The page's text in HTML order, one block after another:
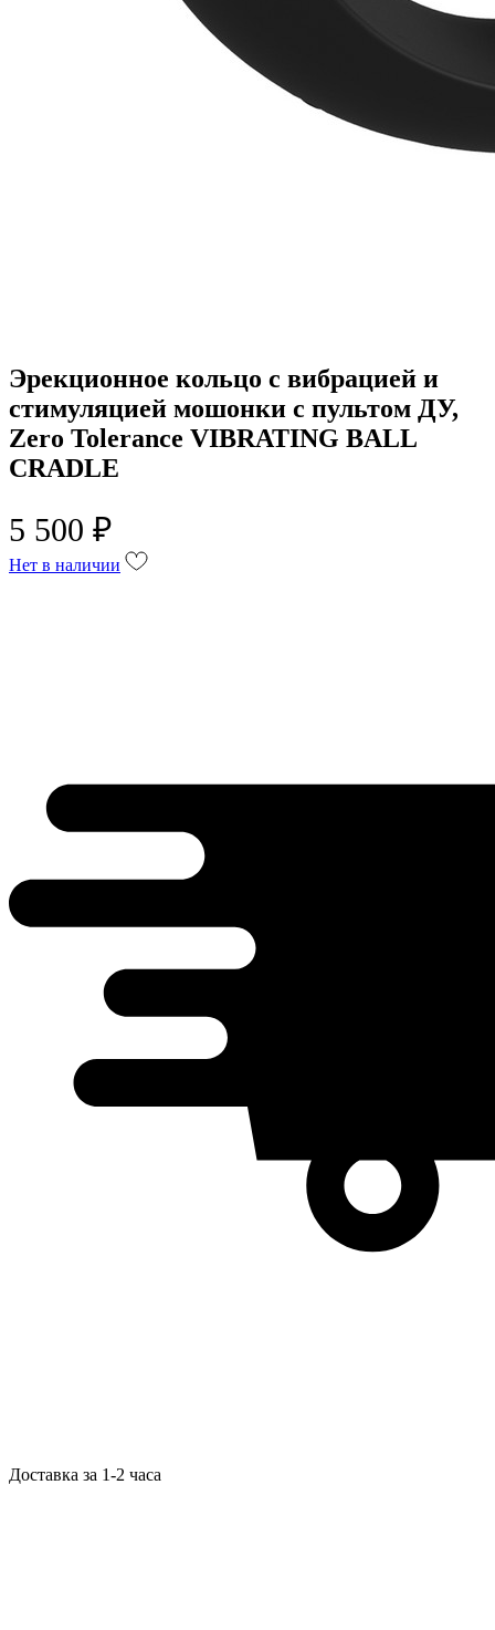
Эрекционное кольцо с вибрацией и
стимуляцией мошонки с пультом ДУ,
Zero Tolerance VIBRATING BALL
CRADLE
5 500 ₽
Нет в наличии
Доставка за 1-2 часа